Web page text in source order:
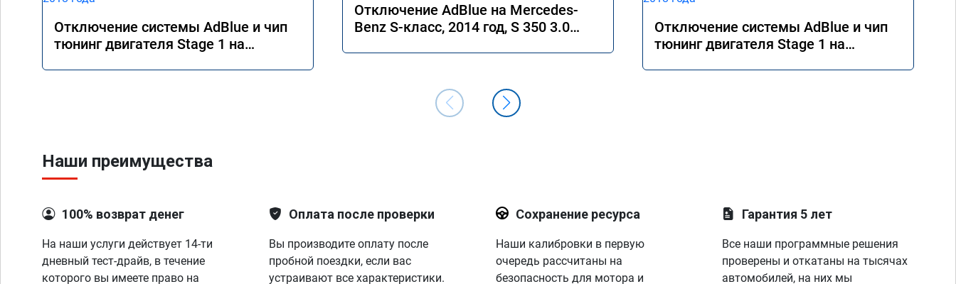
Отключение системы AdBlue и чип
тюнинг двигателя Stage 1 на
Отключение AdBlue на Mercedes-
Benz S-класс, 2014 год, S 350 3.0
Отключение системы AdBlue и чип
тюнинг двигателя Stage 1 на
Наши преимущества
100% возврат денег
На наши услуги действует 14-ти
дневный тест-драйв, в течение
которого вы имеете право на
Оплата после проверки
Вы производите оплату после
пробной поездки, если вас
устраивают все характеристики.
Сохранение ресурса
Наши калибровки в первую
очередь рассчитаны на
безопасность для мотора и
Гарантия 5 лет
Все наши программные решения
проверены и откатаны на тысячах
автомобилей, на них мы